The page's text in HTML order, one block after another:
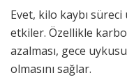
Evet, kilo kaybı
etkiler. Özellikle
azalması, gece
olmasını sağlar.